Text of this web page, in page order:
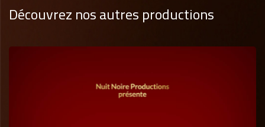
Découvrez nos autres productions